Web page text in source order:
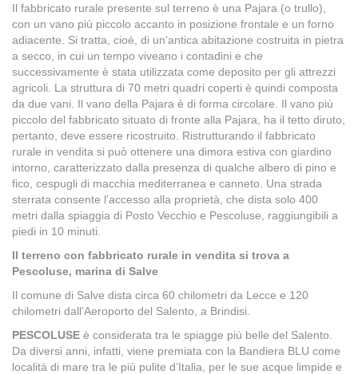
Il fabbricato rurale presente sul terreno è una Pajara (o trullo),
con un vano più piccolo accanto in posizione frontale e un forno
adiacente. Si tratta, cioè, di un'antica abitazione costruita in pietra
a secco, in cui un tempo viveano i contadini e che
successivamente è stata utilizzata come deposito per gli attrezzi
agricoli. La struttura di 70 metri quadri coperti è quindi composta
da due vani. Il vano della Pajara è di forma circolare. Il vano più
piccolo del fabbricato situato di fronte alla Pajara, ha il tetto diruto,
pertanto, deve essere ricostruito. Ristrutturando il fabbricato
rurale in vendita si può ottenere una dimora estiva con giardino
intorno, caratterizzato dalla presenza di qualche albero di pino e
fico, cespugli di macchia mediterranea e canneto. Una strada
sterrata consente l'accesso alla proprietà, che dista solo 400
metri dalla spiaggia di Posto Vecchio e Pescoluse, raggiungibili a
piedi in 10 minuti.
Il terreno con fabbricato rurale in vendita si trova a
Pescoluse, marina di Salve
Il comune di Salve dista circa 60 chilometri da Lecce e 120
chilometri dall’Aeroporto del Salento, a Brindisi.
PESCOLUSE è considerata tra le spiagge più belle del Salento.
Da diversi anni, infatti, viene premiata con la Bandiera BLU come
località di mare tra le più pulite d’Italia, per le sue acque limpide e